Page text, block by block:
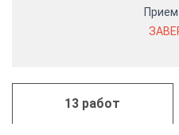
13 работ